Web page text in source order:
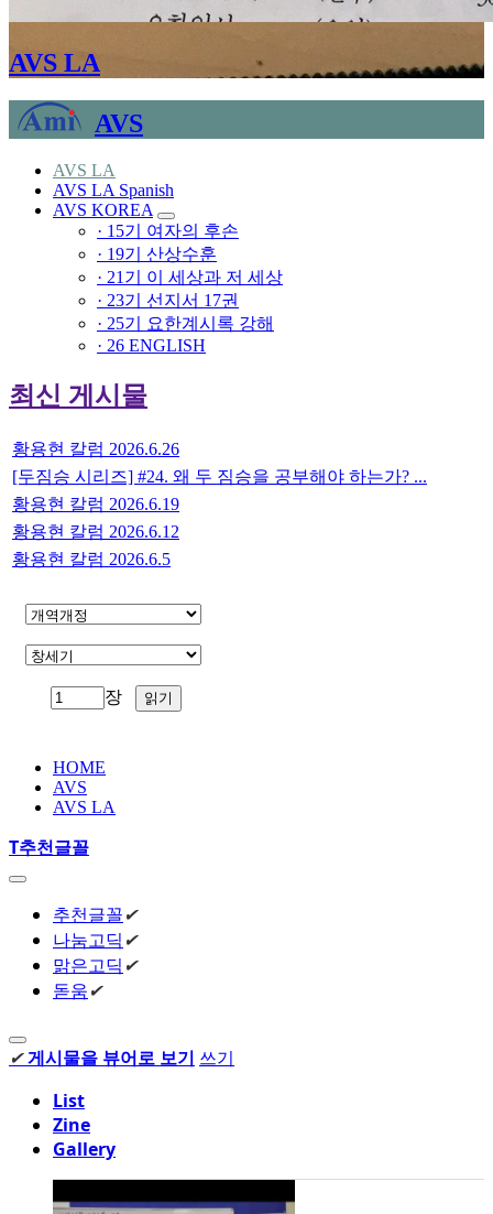
AVS LA
AVS
AVS LA
AVS LA Spanish
AVS KOREA
· 15기 여자의 후손
· 19기 산상수훈
· 21기 이 세상과 저 세상
· 23기 선지서 17권
· 25기 요한계시록 강해
· 26 ENGLISH
최신 게시물
황용현 칼럼 2026.6.26
[두짐승 시리즈] #24. 왜 두 짐승을 공부해야 하는가? ...
황용현 칼럼 2026.6.19
황용현 칼럼 2026.6.12
황용현 칼럼 2026.6.5
장
HOME
AVS
AVS LA
T추천글꼴
추천글꼴✔
나눔고딕 ✔
맑은고딕 ✔
돋움✔
✔게시물을 뷰어로 보기 쓰기
List
Zine
Gallery